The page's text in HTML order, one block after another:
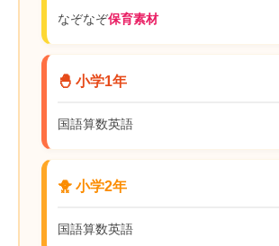
なぞなぞ保育素材
🐣 小学1年
国語算数英語
🐥 小学2年
国語算数英語